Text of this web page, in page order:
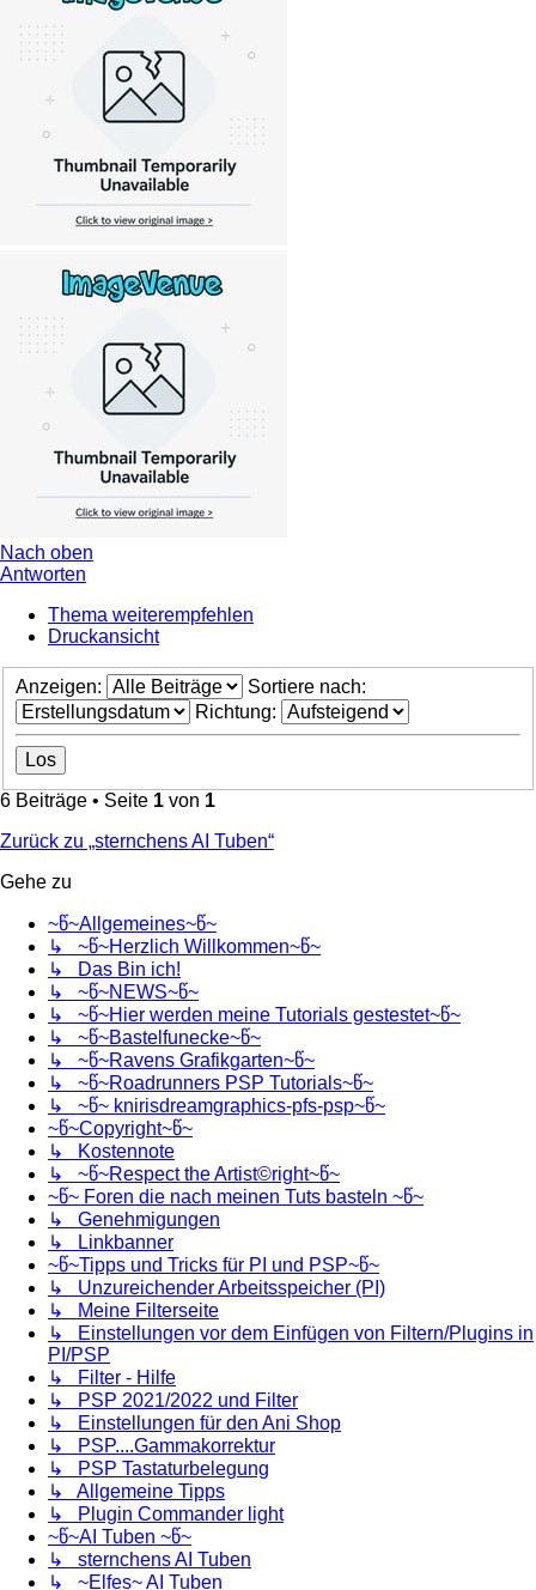
Nach oben
Antworten
Thema weiterempfehlen
Druckansicht
Anzeigen:
Sortiere nach:
Richtung:
6 Beiträge • Seite 1 von 1
Zurück zu „sternchens AI Tuben“
Gehe zu
~წ~Allgemeines~წ~
↳ ~წ~Herzlich Willkommen~წ~
↳ Das Bin ich!
↳ ~წ~NEWS~წ~
↳ ~წ~Hier werden meine Tutorials gestestet~წ~
↳ ~წ~Bastelfunecke~წ~
↳ ~წ~Ravens Grafikgarten~წ~
↳ ~წ~Roadrunners PSP Tutorials~წ~
↳ ~წ~ knirisdreamgraphics-pfs-psp~წ~
~წ~Copyright~წ~
↳ Kostennote
↳ ~წ~Respect the Artist©right~წ~
~წ~ Foren die nach meinen Tuts basteln ~წ~
↳ Genehmigungen
↳ Linkbanner
~წ~Tipps und Tricks für PI und PSP~წ~
↳ Unzureichender Arbeitsspeicher (PI)
↳ Meine Filterseite
↳ Einstellungen vor dem Einfügen von Filtern/Plugins in
PI/PSP
↳ Filter - Hilfe
↳ PSP 2021/2022 und Filter
↳ Einstellungen für den Ani Shop
↳ PSP....Gammakorrektur
↳ PSP Tastaturbelegung
↳ Allgemeine Tipps
↳ Plugin Commander light
~წ~AI Tuben ~წ~
↳ sternchens AI Tuben
↳ ~Elfes~ AI Tuben